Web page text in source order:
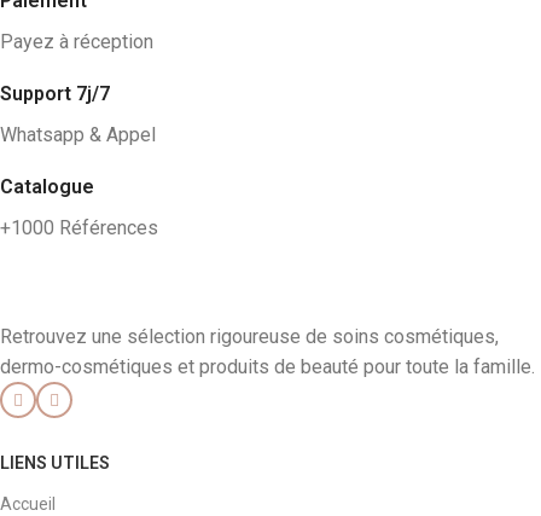
Payez à réception
Support 7j/7
Whatsapp & Appel
Catalogue
+1000 Références
Retrouvez une sélection rigoureuse de soins cosmétiques,
dermo-cosmétiques et produits de beauté pour toute la famille.
LIENS UTILES
Accueil